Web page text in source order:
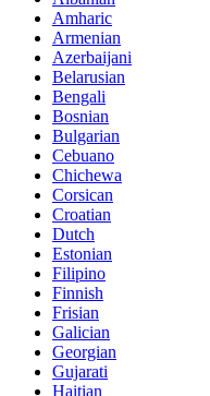
Amharic
Armenian
Azerbaijani
Belarusian
Bengali
Bosnian
Bulgarian
Cebuano
Chichewa
Corsican
Croatian
Dutch
Estonian
Filipino
Finnish
Frisian
Galician
Georgian
Gujarati
Haitian